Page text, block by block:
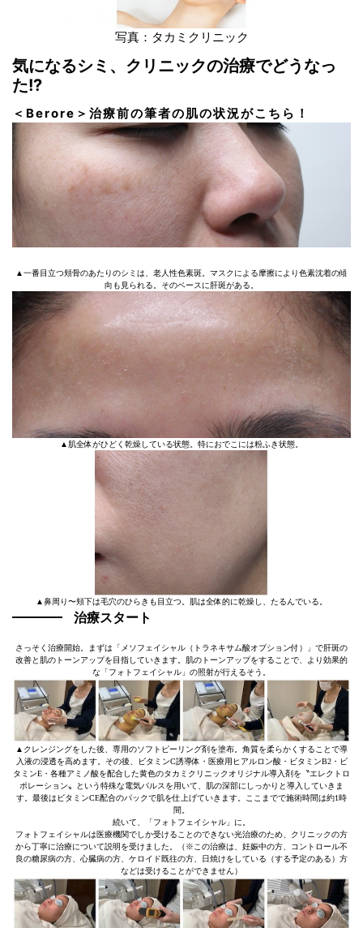
写真：タカミクリニック
気になるシミ、クリニックの治療でどうなっ
た!?
＜Berore＞治療前の筆者の肌の状況がこちら！
▲一番目立つ頬骨のあたりのシミは、老人性色素斑。マスクによる摩擦により色素沈着の傾
向も見られる。そのベースに肝斑がある。
▲肌全体がひどく乾燥している状態。特におでこには粉ふき状態。
▲鼻周り〜頬下は毛穴のひらきも目立つ。肌は全体的に乾燥し、たるんでいる。
治療スタート
さっそく治療開始。まずは「メソフェイシャル（トラネキサム酸オプション付）」で肝斑の
改善と肌のトーンアップを目指していきます。肌のトーンアップをすることで、より効果的
な「フォトフェイシャル」の照射が行えるそう。
▲クレンジングをした後、専用のソフトピーリング剤を塗布。角質を柔らかくすることで導
入液の浸透を高めます。その後、ビタミンC誘導体・医療用ヒアルロン酸・ビタミンB2・ビ
タミンE・各種アミノ酸を配合した黄色のタカミクリニックオリジナル導入剤を〝エレクトロ
ポレーション〟という特殊な電気パルスを用いて、肌の深部にしっかりと導入していきま
す。最後はビタミンCE配合のパックで肌を仕上げていきます。ここまでで施術時間は約1時
間。
続いて、「フォトフェイシャル」に。
フォトフェイシャルは医療機関でしか受けることのできない光治療のため、クリニックの方
から丁寧に治療について説明を受けました。（※この治療は、妊娠中の方、コントロール不
良の糖尿病の方、心臓病の方、ケロイド既往の方、日焼けをしている（する予定のある）方
などは受けることができません）